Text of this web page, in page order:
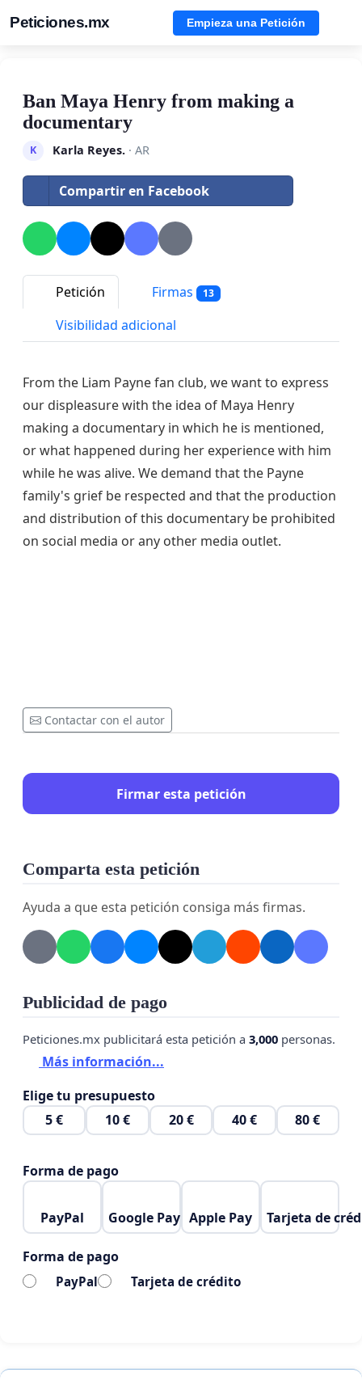
Peticiones.mx Empieza una Petición
Ban Maya Henry from making a
documentary
K Karla Reyes.· AR
Compartir en Facebook
Petición Firmas 13
Visibilidad adicional
From the Liam Payne fan club, we want to express
our displeasure with the idea of Maya Henry
making a documentary in which he is mentioned,
or what happened during her experience with him
while he was alive. We demand that the Payne
family's grief be respected and that the production
and distribution of this documentary be prohibited
on social media or any other media outlet.
Contactar con el autor
Firmar esta petición
Comparta esta petición
Ayuda a que esta petición consiga más firmas.
Publicidad de pago
Peticiones.mx publicitará esta petición a 3,000 personas.
Más información...
Elige tu presupuesto
5 €
10 € 20 € 40 € 80 €
Forma de pago
PayPal Google Pay Apple Pay Tarjeta de
Forma de pago
PayPal Tarjeta de crédito